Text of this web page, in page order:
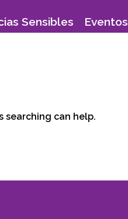
Sensibles Eventos
searching can help.